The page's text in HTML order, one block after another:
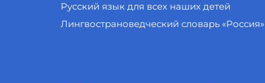
Русский язык для всех наших детей
Лингвострановедческий словарь «Россия»